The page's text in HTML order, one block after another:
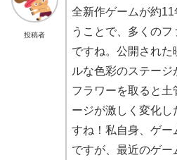
投稿者
全新作ゲームが約
うことで、多くの
ですね。公開された
ルな色彩のステー
フラワーを取ると
ージが激しく変化
すね！私自身、ゲー
ですが、最近のゲ